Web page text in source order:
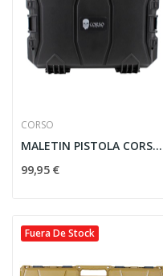
CORSO
MALETIN PISTOLA CORSO RIGIDO CORSAIR MK3 41CM...
99,95 €
Fuera De Stock